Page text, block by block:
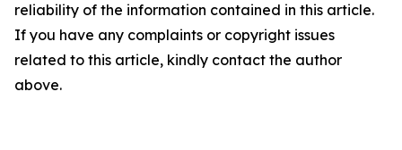
reliability of the information contained in this article.
If you have any complaints or copyright issues
related to this article, kindly contact the author
above.